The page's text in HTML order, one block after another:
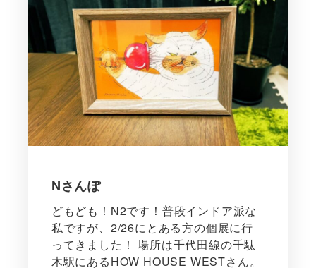
Nさんぽ
どもども！N2です！普段インドア派な
私ですが、2/26にとある方の個展に行
ってきました！ 場所は千代田線の千駄
木駅にあるHOW HOUSE WESTさん。